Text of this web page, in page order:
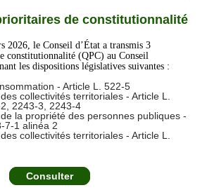
de constitutionnalité
2026, le Conseil d’État a transmis 3
constitutionnalité (QPC) au Conseil
les dispositions législatives suivantes :
- Article L. 522-5
collectivités territoriales - Article L.
2243-3, 2243-4
la propriété des personnes publiques -
7-1 alinéa 2
collectivités territoriales - Article L.
Consulter